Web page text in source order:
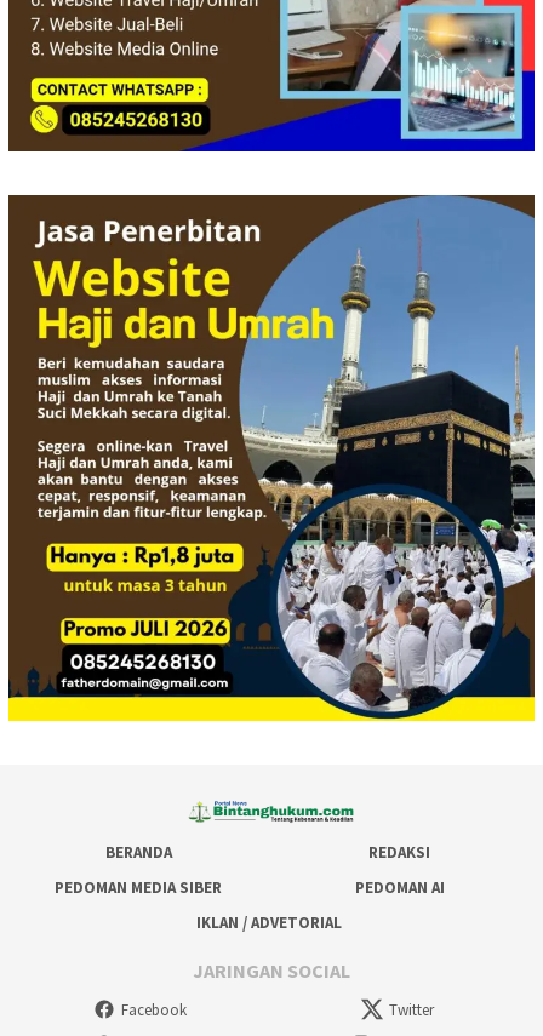
BERANDA
REDAKSI
PEDOMAN MEDIA SIBER
PEDOMAN AI
IKLAN / ADVETORIAL
JARINGAN SOCIAL
Facebook Twitter